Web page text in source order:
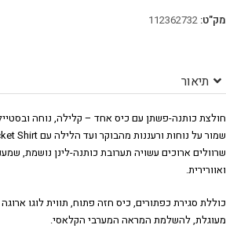
מק"ט: 112362732
תיאור
חולצת כותנה-פשתן עם כיס אחד – קלילה, נוחה
שרוולים ארוכים עשויה תערובת כותנה-לינן נושמת,
ואוורירית.
מעוגלת, להשלמת המראה המערבי הקלאסי.